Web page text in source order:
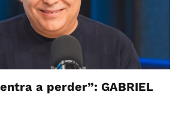
a perder”: GABRIEL